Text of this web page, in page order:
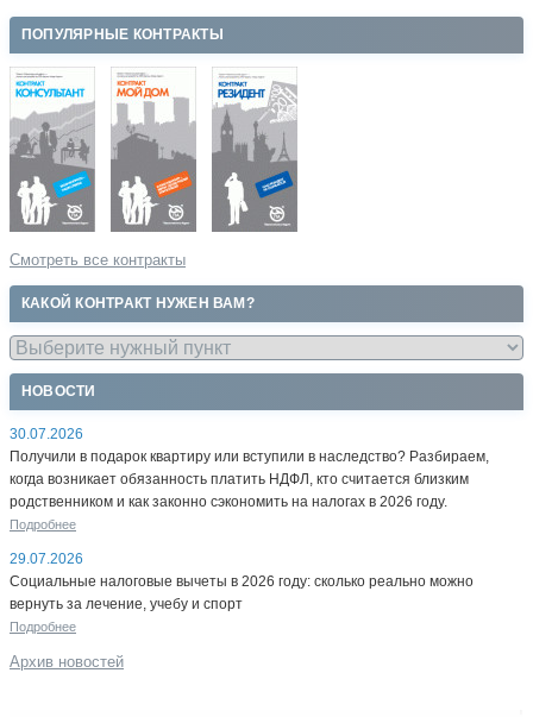
ПОПУЛЯРНЫЕ КОНТРАКТЫ
Смотреть все контракты
КАКОЙ КОНТРАКТ НУЖЕН ВАМ?
НОВОСТИ
30.07.2026
Получили в подарок квартиру или вступили в наследство? Разбираем,
когда возникает обязанность платить НДФЛ, кто считается близким
родственником и как законно сэкономить на налогах в 2026 году.
Подробнее
29.07.2026
Социальные налоговые вычеты в 2026 году: сколько реально можно
вернуть за лечение, учебу и спорт
Подробнее
Архив новостей